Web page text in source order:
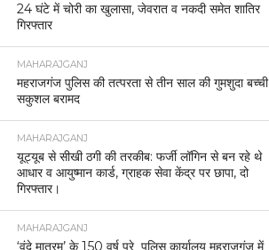
24 घंटे में चोरी का खुलासा, जेवरात व नकदी समेत शातिर
गिरफ्तार
MAHARAJGANJ
महराजगंज पुलिस की तत्परता से तीन साल की गुमशुदा बच्ची
सकुशल बरामद
MAHARAJGANJ
यूट्यूब से सीखी ठगी की तरकीब: फर्जी लॉगिन से बन रहे थे
आधार व आयुष्मान कार्ड, ग्राहक सेवा केंद्र पर छापा, दो
गिरफ्तार।
MAHARAJGANJ
‘वंदे मातरम्’ के 150 वर्ष पूरे पुलिस कार्यालय महराजगंज में